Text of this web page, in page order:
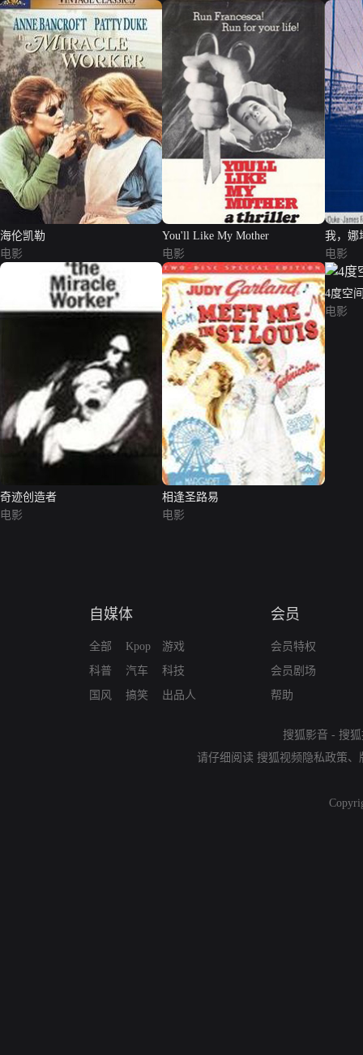
海伦凯勒
电影
You'll Like My Mother
电影
我，娜
电影
奇迹创造者
电影
相逢圣路易
电影
4度空
电影
自媒体
全部
科普
国风
Kpop
汽车
搞笑
游戏
科技
出品人
会员
会员特权
会员剧场
帮助
搜狐影音 - 搜
请仔细阅读 搜狐视频隐私政策、